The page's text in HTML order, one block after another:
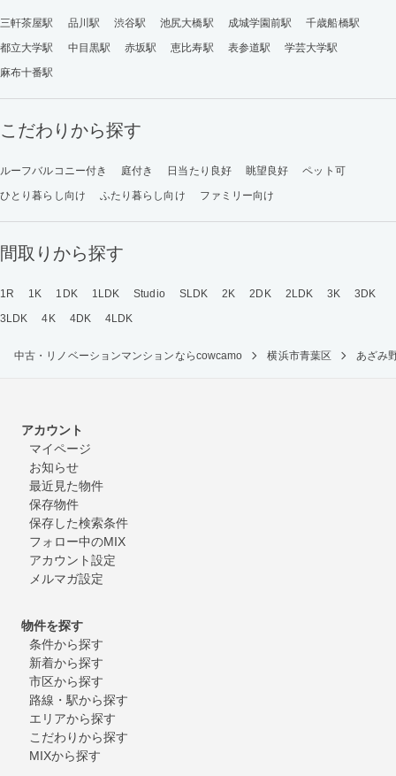
三軒茶屋駅 品川駅 渋谷駅 池尻大橋駅 成城学園前駅
千歳船橋駅
都立大学駅
中目黒駅 赤坂駅 恵比寿駅 表参道駅
学芸大学駅
麻布十番駅
こだわりから探す
ルーフバルコニー付き 庭付き 日当たり良好 眺望良好
ペット可
ひとり暮らし向け
ふたり暮らし向け ファミリー向け
間取りから探す
1R 1K 1DK 1LDK Studio SLDK 2K 2DK 2LDK 3K
3DK
3LDK
4K 4DK 4LDK
中古・リノベーションマンションならcowcamo 横浜市青葉区 あざみ
アカウント
マイページ
お知らせ
最近見た物件
保存物件
保存した検索条件
フォロー中のMIX
アカウント設定
メルマガ設定
物件を探す
条件から探す
新着から探す
市区から探す
路線・駅から探す
エリアから探す
こだわりから探す
MIXから探す